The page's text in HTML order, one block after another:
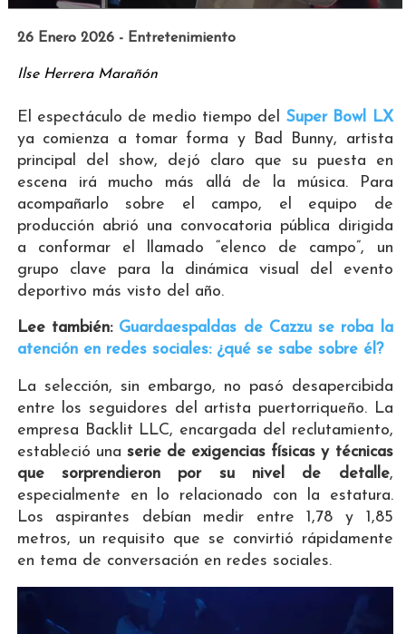
26 Enero 2026 - Entretenimiento
Ilse Herrera Marañón
El espectáculo de medio tiempo del Super Bowl LX
ya comienza a tomar forma y Bad Bunny, artista
principal del show, dejó claro que su puesta en
escena irá mucho más allá de la música. Para
acompañarlo sobre el campo, el equipo de
producción abrió una convocatoria pública dirigida
a conformar el llamado “elenco de campo”, un
grupo clave para la dinámica visual del evento
deportivo más visto del año.
Lee también: Guardaespaldas de Cazzu se roba la
atención en redes sociales: ¿qué se sabe sobre él?
La selección, sin embargo, no pasó desapercibida
entre los seguidores del artista puertorriqueño. La
empresa Backlit LLC, encargada del reclutamiento,
estableció una serie de exigencias físicas y técnicas
que sorprendieron por su nivel de detalle,
especialmente en lo relacionado con la estatura.
Los aspirantes debían medir entre 1,78 y 1,85
metros, un requisito que se convirtió rápidamente
en tema de conversación en redes sociales.